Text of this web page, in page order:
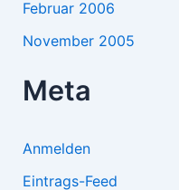
Februar 2006
November 2005
Meta
Anmelden
Eintrags-Feed